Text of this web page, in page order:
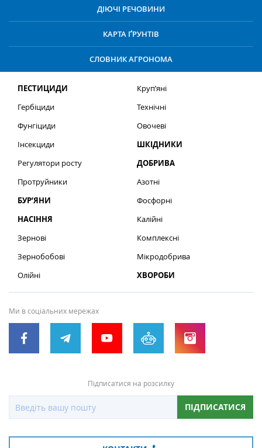
ДІЮЧІ РЕЧОВИНИ
КАРТА ҐРУНТІВ
СЛОВНИК АГРОНОМА
ПЕСТИЦИДИ
Гербіциди
Фунгіциди
Інсекциди
Регулятори росту
Протруйники
БУР’ЯНИ
НАСІННЯ
Зернові
Зернобобові
Олійні
Круп’яні
Технічні
Овочеві
ШКІДНИКИ
ДОБРИВА
Азотні
Фосфорні
Калійні
Комплексні
Мікродобрива
ХВОРОБИ
Ми в соціальних мережах
Підписатися на розсилку
ПІДПИСАТИСЯ